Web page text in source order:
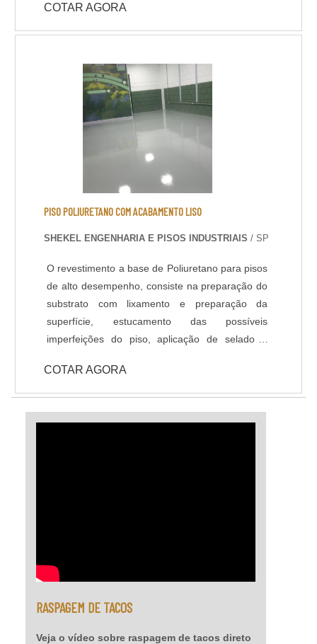
hidráulicas e elétricas, além de acabamentos e
adaptações conforme layout produtivo. Os
especializadas, com acompanhamento de
engenharia. Entre os benefícios estão o
aumento da eficiência operacional, otimização
de espaços, adequação a novas tecnologias e
valorização do patrimônio. A execução
estratégica minimiza paradas na produção e
garante soluções sob medida para cada
demanda industrial.
COTAR AGORA
PISO POLIURETANO COM ACABAMENTO LISO
SHEKEL ENGENHARIA E PISOS INDUSTRIAIS / SP
O revestimento a base de Poliuretano para pisos
de alto desempenho, consiste na preparação do
substrato com lixamento e preparação da
superfície, estucamento das possíveis
imperfeições do piso, aplicação de selador /
qualidade na espessura e cores definidas em
projeto ou conforme usabilidade do piso. -
Resistência química a ácidos e bases; - Cura
COTAR AGORA
RASPAGEM DE TACOS
Veja o vídeo sobre raspagem de tacos direto